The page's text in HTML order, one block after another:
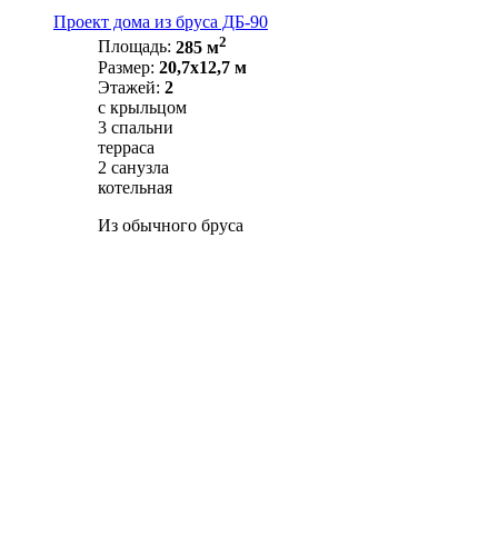
Проект дома из бруса ДБ-90
Площадь: 285 м2
Размер: 20,7х12,7 м
Этажей: 2
с крыльцом
3 спальни
терраса
2 санузла
котельная
Из обычного бруса